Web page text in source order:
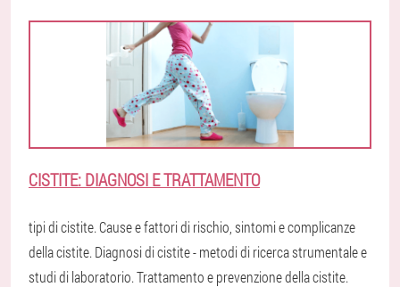
CISTITE: DIAGNOSI E TRATTAMENTO
tipi di cistite. Cause e fattori di rischio, sintomi e complicanze
della cistite. Diagnosi di cistite - metodi di ricerca strumentale e
studi di laboratorio. Trattamento e prevenzione della cistite.